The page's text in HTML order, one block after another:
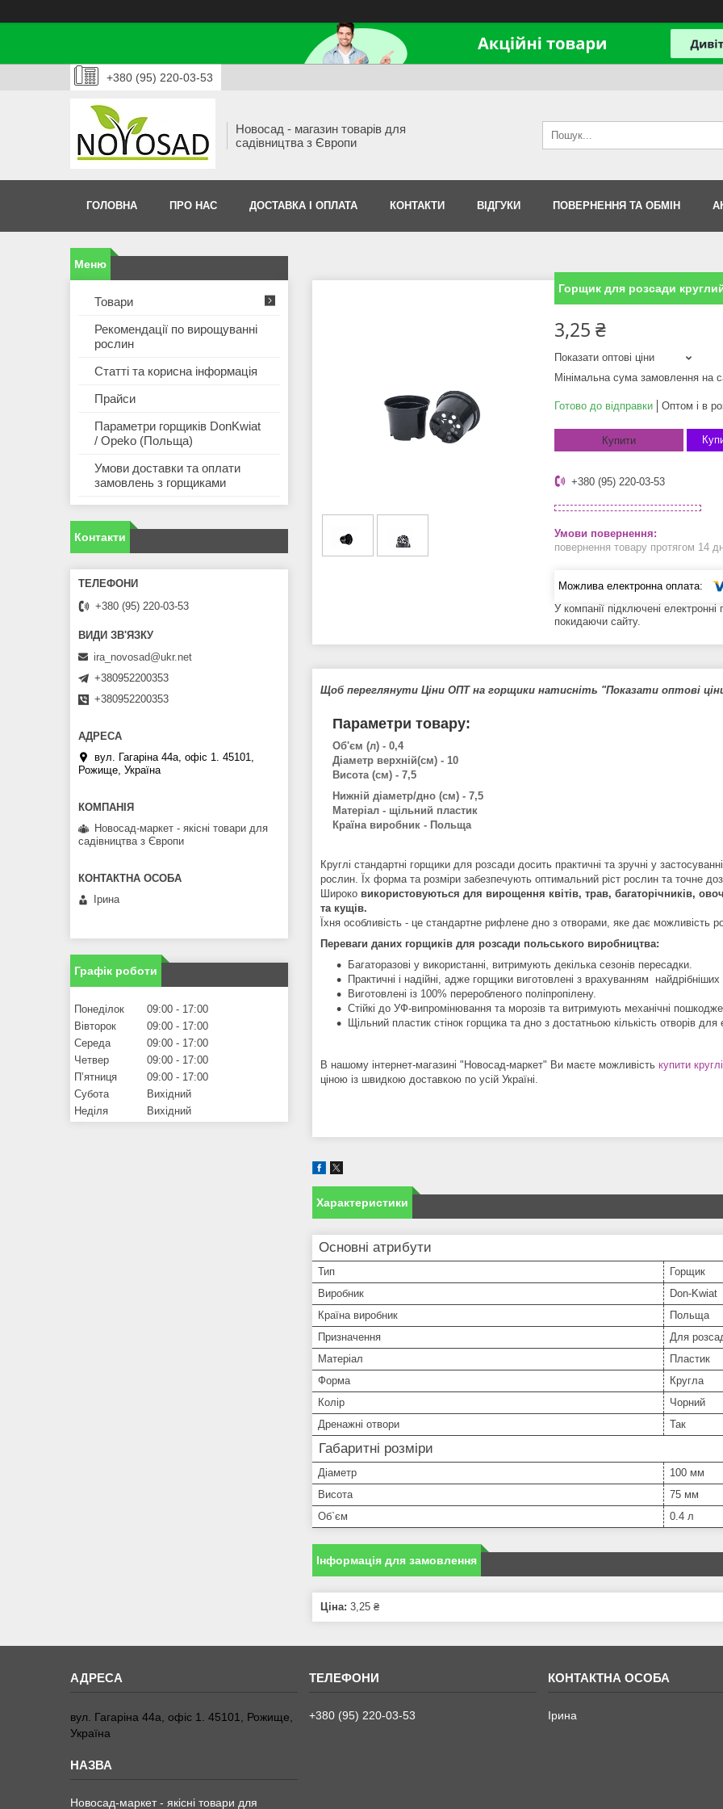
+380 (95) 220-03-53
Новосад - магазин товарів для
садівництва з Європи
ГОЛОВНА ПРО НАС ДОСТАВКА І ОПЛАТА КОНТАКТИ ВІДГУКИ ПОВЕРНЕННЯ ТА ОБМІН
Горщик для розсади
3,25 ₴
Показати оптові ціни
Мінімальна сума замовлення на
Готово до відправки Оптом і в
Купити
+380 (95) 220-03-53
повернення товару протягом 14
У компанії підключені
покидаючи сайту.
Щоб переглянути Ціни ОПТ на горщики натисніть "Показати оптові
Параметри товару:
Об'єм (л) - 0,4
Діаметр верхній(см) - 10
Висота (см) - 7,5
Нижній діаметр/дно (см) - 7,5
Матеріал - щільний пластик
Країна виробник - Польща
Круглі стандартні горщики для розсади досить практичні та зручні у
рослин. Їх форма та розміри забезпечують оптимальний ріст рослин та точне
Широко використовуються для вирощення квітів, трав, багаторічників,
та кущів.
Їхня особливість - це стандартне рифлене дно з отворами, яке дає можливість
Переваги даних горщиків для розсади польського виробництва:
Багаторазові у використанні, витримують декілька сезонів пересадки.
Практичні і надійні, адже горщики виготовлені з врахуванням
Виготовлені із 100% переробленого поліпропілену.
Стійкі до УФ-випромінювання та морозів та витримують механічні
Щільний пластик стінок горщика та дно з достатньою кількість отворів
В нашому інтернет-магазині "Новосад-маркет" Ви маєте можливість купити
ціною із швидкою доставкою по усій Україні.
Характеристики
Основні атрибути
Тип
Горщик
Виробник
Don-Kwiat
Країна виробник
Польща
Призначення
Для
Матеріал
Пластик
Форма
Кругла
Колір
Чорний
Дренажні отвори
Так
Габаритні розміри
Діаметр
100 мм
Висота
75 мм
Об`єм
0.4 л
Інформація для замовлення
Ціна: 3,25 ₴
Товари
Рекомендації по вирощуванні
рослин
Статті та корисна інформація
Прайси
Параметри горщиків DonKwiat
/ Opeko (Польща)
Умови доставки та оплати
замовлень з горщиками
Контакти
+380 (95) 220-03-53
ira_novosad@ukr.net
+380952200353
+380952200353
вул. Гагаріна 44а, офіс 1. 45101,
Рожище, Україна
Новосад-маркет - якісні товари для
садівництва з Європи
Ірина
Графік роботи
Понеділок 09:00
17:00
Вівторок
09:00
17:00
Середа
09:00
17:00
Четвер
09:00
17:00
Пʼятниця
09:00
17:00
Субота
Вихідний
Неділя
Вихідний
вул. Гагаріна 44а, офіс 1. 45101, Рожище,
Україна
Новосад-маркет - якісні товари для
+380 (95) 220-03-53 Ірина